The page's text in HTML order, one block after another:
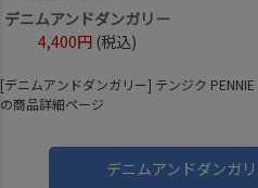
デニムアンドダンガリー
4,400円 (税込)
[デニムアンドダンガリー] テンジク
の商品詳細ページ
デニムアンドダンガ